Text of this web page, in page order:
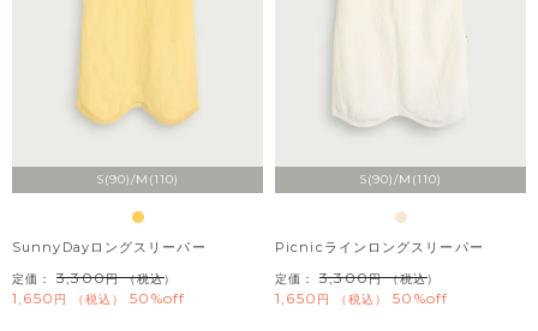
S(90)/M(110)
SunnyDayロングスリーパー
定価： 3,300 （税込）
1,650 税込 50%off
S(90)/M(110)
Picnicラインロングスリーパー
定価： 3,300 （税込）
1,650 税込 50%off